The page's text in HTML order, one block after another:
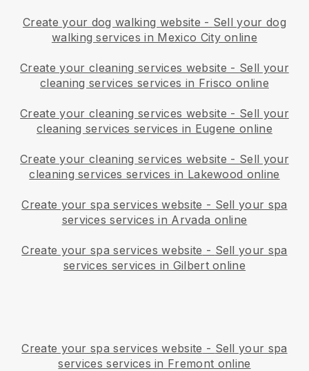
Create your dog walking website - Sell your dog
walking services in Mexico City online
Create your cleaning services website - Sell your
cleaning services services in Frisco online
Create your cleaning services website - Sell your
cleaning services services in Eugene online
Create your cleaning services website - Sell your
cleaning services services in Lakewood online
Create your spa services website - Sell your spa
services services in Arvada online
Create your spa services website - Sell your spa
services services in Gilbert online
Create your spa services website - Sell your spa
services services in Fremont online